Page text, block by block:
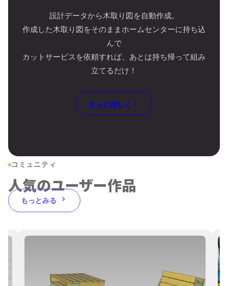
設計データから木取り図を自動作成。
作成した木取り図をそのままホームセンターに持ち込
んで
カットサービスを依頼すれば、あとは持ち帰って組み
立てるだけ！
もっと詳しく
コミュニティ
人気のユーザー作品
もっとみる